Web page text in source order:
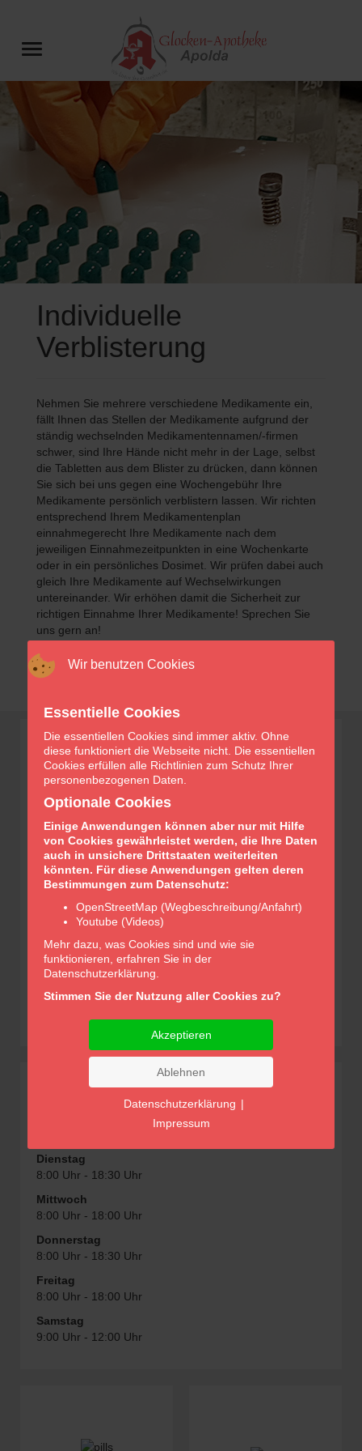
Individuelle
Verblisterung
Nehmen Sie mehrere verschiedene Medikamente ein,
fällt Ihnen das Stellen der Medikamente aufgrund der
ständig wechselnden Medikamentennamen/-firmen
schwer, sind Ihre Hände nicht mehr in der Lage, selbst
die Tabletten aus dem Blister zu drücken, dann können
Sie sich bei uns gegen eine Wochengebühr Ihre
Medikamente persönlich verblistern lassen. Wir richten
entsprechend Ihrem Medikamentenplan
einnahmegerecht Ihre Medikamente nach dem
jeweiligen Einnahmezeitpunkten in eine Wochenkarte
oder in ein persönliches Dosimet. Wir prüfen dabei auch
gleich Ihre Medikamente auf Wechselwirkungen
untereinander. Wir erhöhen damit die Sicherheit zur
richtigen Einnahme Ihrer Medikamente! Sprechen Sie
uns gern an!
Glocken-Apotheke Apolda
Inhaber/in Dr. Annett Fischer e.K.
Robert-Koch-Straße 6
99510 Apolda
TEL: 0 36 44 / 56 21 30
FAX:0 36 44 / 55 03 69
Dienstag
8:00 Uhr - 18:30 Uhr
Mittwoch
8:00 Uhr - 18:00 Uhr
Donnerstag
8:00 Uhr - 18:30 Uhr
Freitag
8:00 Uhr - 18:00 Uhr
Samstag
9:00 Uhr - 12:00 Uhr
Wir benutzen Cookies
Essentielle Cookies
Die essentiellen Cookies sind immer aktiv. Ohne
diese funktioniert die Webseite nicht. Die essentiellen
Cookies erfüllen alle Richtlinien zum Schutz Ihrer
personenbezogenen Daten.
Optionale Cookies
Einige Anwendungen können aber nur mit Hilfe
von Cookies gewährleistet werden, die Ihre Daten
auch in unsichere Drittstaaten weiterleiten
könnten. Für diese Anwendungen gelten deren
Bestimmungen zum Datenschutz:
OpenStreetMap (Wegbeschreibung/Anfahrt)
Youtube (Videos)
Mehr dazu, was Cookies sind und wie sie
funktionieren, erfahren Sie in der
Datenschutzerklärung.
Stimmen Sie der Nutzung aller Cookies zu?
Akzeptieren
Ablehnen
Datenschutzerklärung |
Impressum